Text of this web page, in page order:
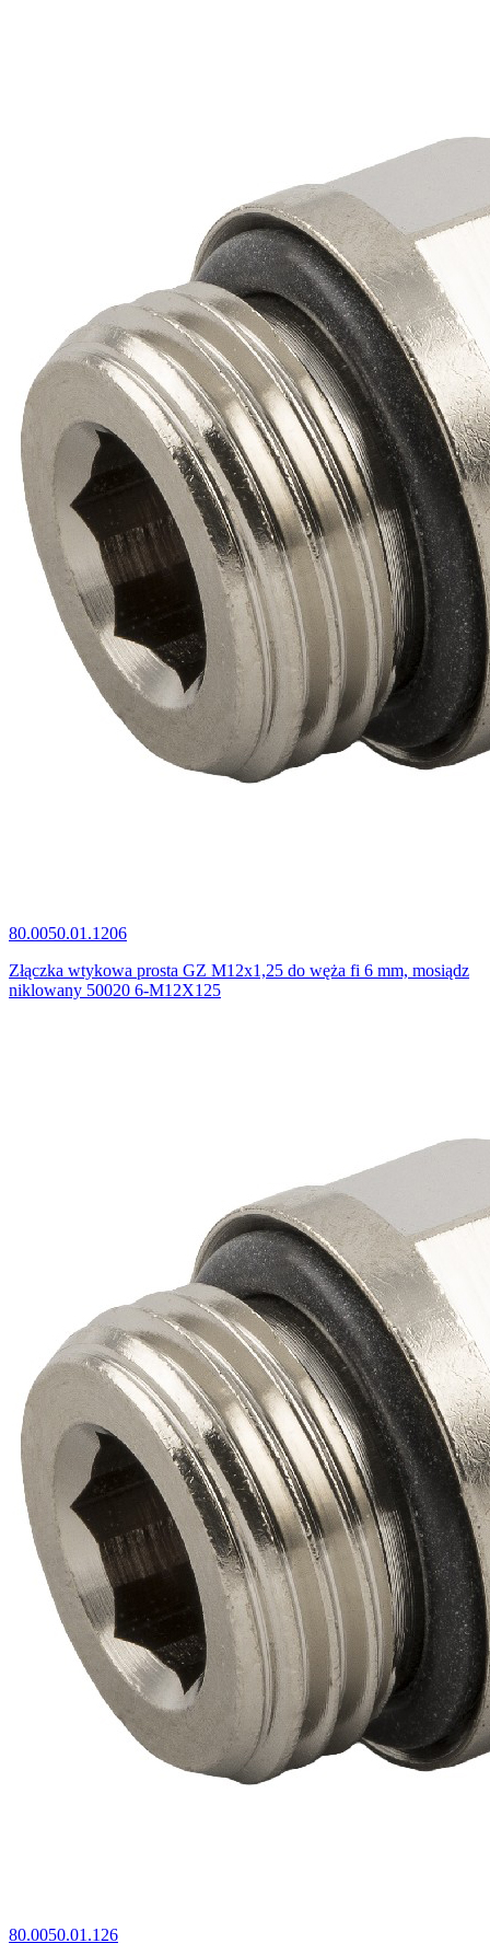
80.0050.01.1206
Złączka wtykowa prosta GZ M12x1,25 do węża fi 6 mm, mosiądz
niklowany 50020 6-M12X125
80.0050.01.126